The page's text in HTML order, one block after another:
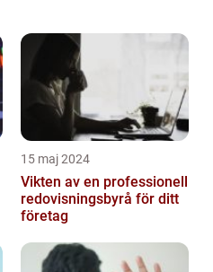
15 maj 2024
Vikten av en professionell
redovisningsbyrå för ditt
företag